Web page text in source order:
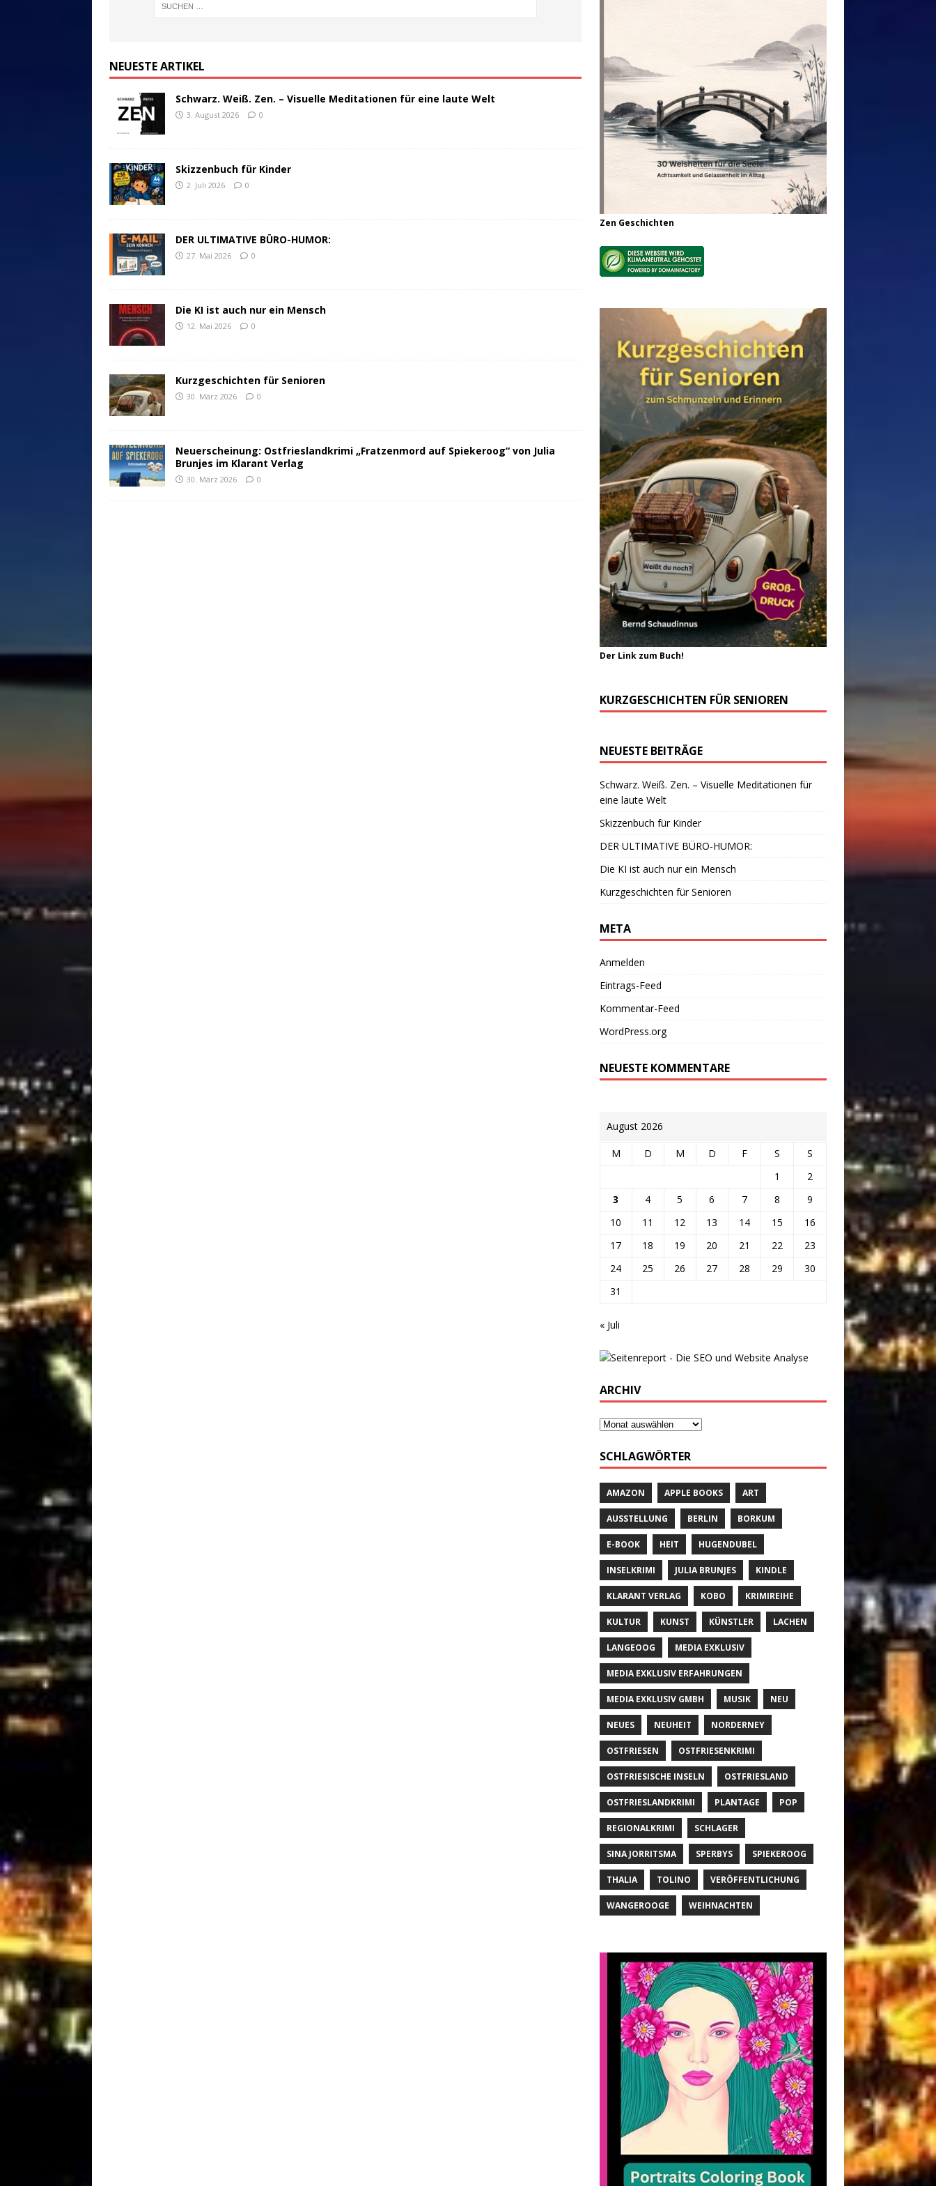
NEUESTE ARTIKEL
Schwarz. Weiß. Zen. – Visuelle Meditationen für eine laute Welt
3. August 2026 0
Skizzenbuch für Kinder
2. Juli 2026 0
DER ULTIMATIVE BÜRO-HUMOR:
27. Mai 2026 0
Die KI ist auch nur ein Mensch
12. Mai 2026 0
Kurzgeschichten für Senioren
30. März 2026 0
Neuerscheinung: Ostfrieslandkrimi „Fratzenmord auf Spiekeroog“ von Julia
Brunjes im Klarant Verlag
30. März 2026 0
Zen Geschichten
Der Link zum Buch!
KURZGESCHICHTEN FÜR SENIOREN
NEUESTE BEITRÄGE
Schwarz. Weiß. Zen. – Visuelle Meditationen für
eine laute Welt
Skizzenbuch für Kinder
DER ULTIMATIVE BÜRO-HUMOR:
Die KI ist auch nur ein Mensch
Kurzgeschichten für Senioren
META
Anmelden
Eintrags-Feed
Kommentar-Feed
WordPress.org
NEUESTE KOMMENTARE
August 2026
M D M D F S
S
1
2
3
4 5 6 7 8
9
10
11 12 13 14 15
16
17
18 19 20 21 22
23
24
25 26 27 28 29
30
31
« Juli
ARCHIV
SCHLAGWÖRTER
AMAZON APPLE BOOKS ART
AUSSTELLUNG BERLIN BORKUM
E-BOOK HEIT HUGENDUBEL
INSELKRIMI JULIA BRUNJES KINDLE
KLARANT VERLAG KOBO KRIMIREIHE
KULTUR KUNST KÜNSTLER LACHEN
LANGEOOG MEDIA EXKLUSIV
MEDIA EXKLUSIV ERFAHRUNGEN
MEDIA EXKLUSIV GMBH MUSIK NEU
NEUES NEUHEIT NORDERNEY
OSTFRIESEN OSTFRIESENKRIMI
OSTFRIESISCHE INSELN OSTFRIESLAND
OSTFRIESLANDKRIMI PLANTAGE POP
REGIONALKRIMI SCHLAGER
SINA JORRITSMA SPERBYS SPIEKEROOG
THALIA TOLINO VERÖFFENTLICHUNG
WANGEROOGE WEIHNACHTEN